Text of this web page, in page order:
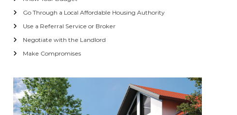
Go Through a Local Affordable Housing Authority
Use a Referral Service or Broker
Negotiate with the Landlord
Make Compromises